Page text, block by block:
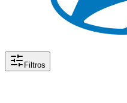
Filtros